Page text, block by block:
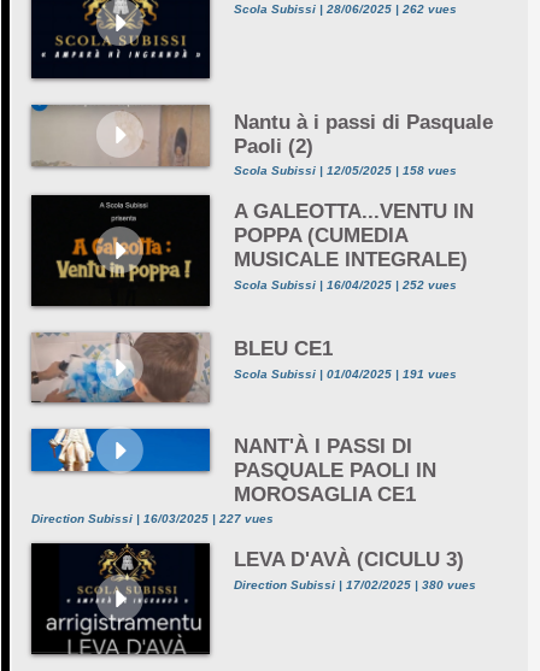
Scola Subissi | 28/06/2025 | 262 vues
Nantu à i passi di Pasquale
Paoli (2)
Scola Subissi | 12/05/2025 | 158 vues
A GALEOTTA...VENTU IN
POPPA (CUMEDIA
MUSICALE INTEGRALE)
Scola Subissi | 16/04/2025 | 252 vues
BLEU CE1
Scola Subissi | 01/04/2025 | 191 vues
NANT'À I PASSI DI
PASQUALE PAOLI IN
MOROSAGLIA CE1
Direction Subissi | 16/03/2025 | 227 vues
LEVA D'AVÀ (CICULU 3)
Direction Subissi | 17/02/2025 | 380 vues